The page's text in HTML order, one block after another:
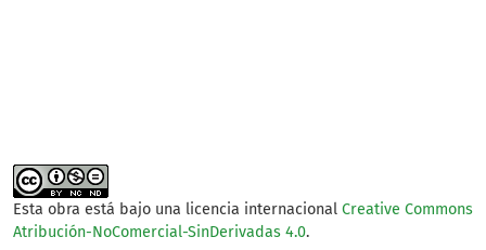
Esta obra está bajo una licencia internacional Creative Commons
Atribución-NoComercial-SinDerivadas 4.0.